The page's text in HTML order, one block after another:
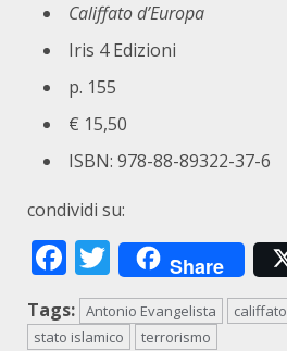
Califfato d’Europa
Iris 4 Edizioni
p. 155
€ 15,50
ISBN: 978-88-89322-37-6
condividi su:
Facebook
Twitter
Share
Tags: Antonio Evangelista califfato
stato islamico
terrorismo